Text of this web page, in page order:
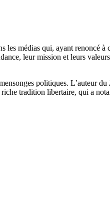
les médias qui, ayant renoncé
leur mission et leurs
politiques. L’auteur du
tradition libertaire, qui a